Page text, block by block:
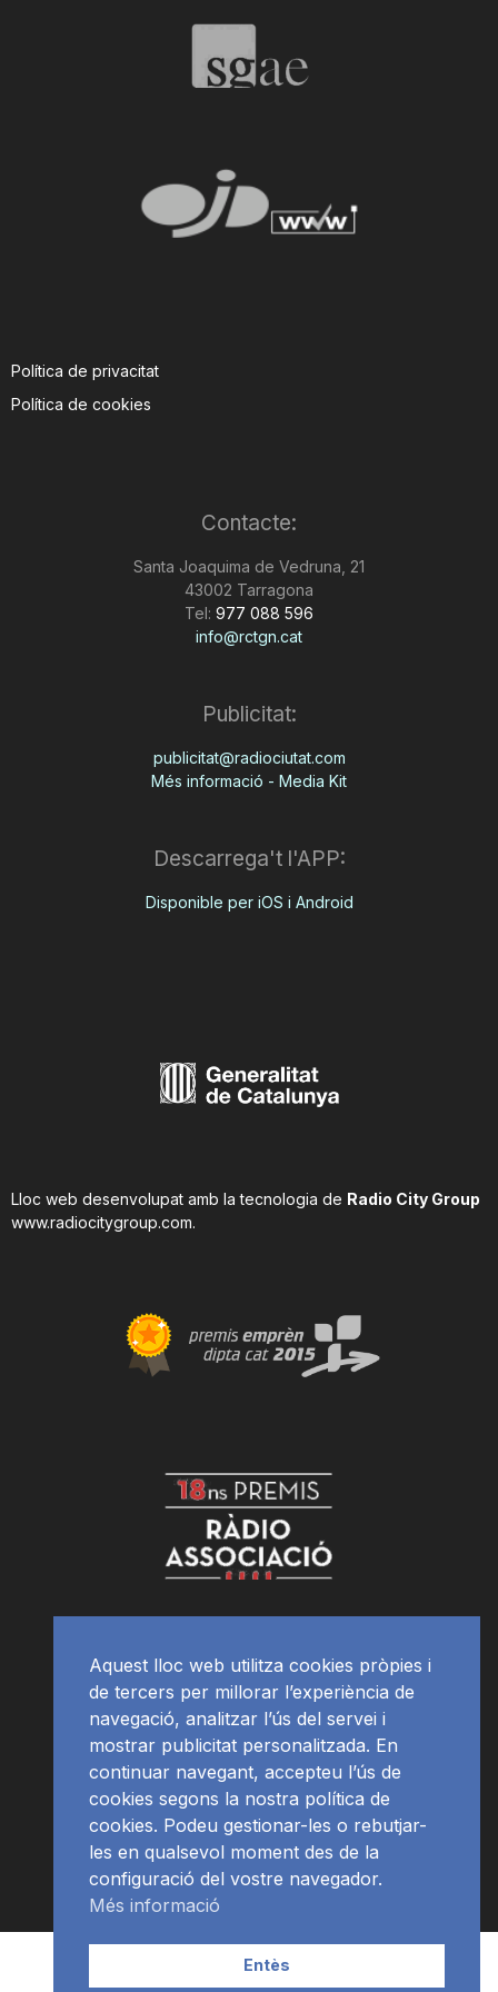
g
Política de privacitat
Política de cookies
Contacte:
Santa Joaquima de Vedruna, 21
43002 Tarragona
Tel: 977 088 596
info@rctgn.cat
Publicitat:
publicitat@radiociutat.com
Més informació - Media Kit
Descarrega't l'APP:
Disponible per iOS i Android
Lloc web desenvolupat amb la tecnologia de Radio City Group
www.radiocitygroup.com.
APP Programació
Aquest lloc web utilitza cookies pròpies i
de tercers per millorar l’experiència de
navegació, analitzar l’ús del servei i
mostrar publicitat personalitzada. En
continuar navegant, accepteu l’ús de
cookies segons la nostra política de
cookies. Podeu gestionar-les o rebutjar-
les en qualsevol moment des de la
configuració del vostre navegador.
Més informació
Entès